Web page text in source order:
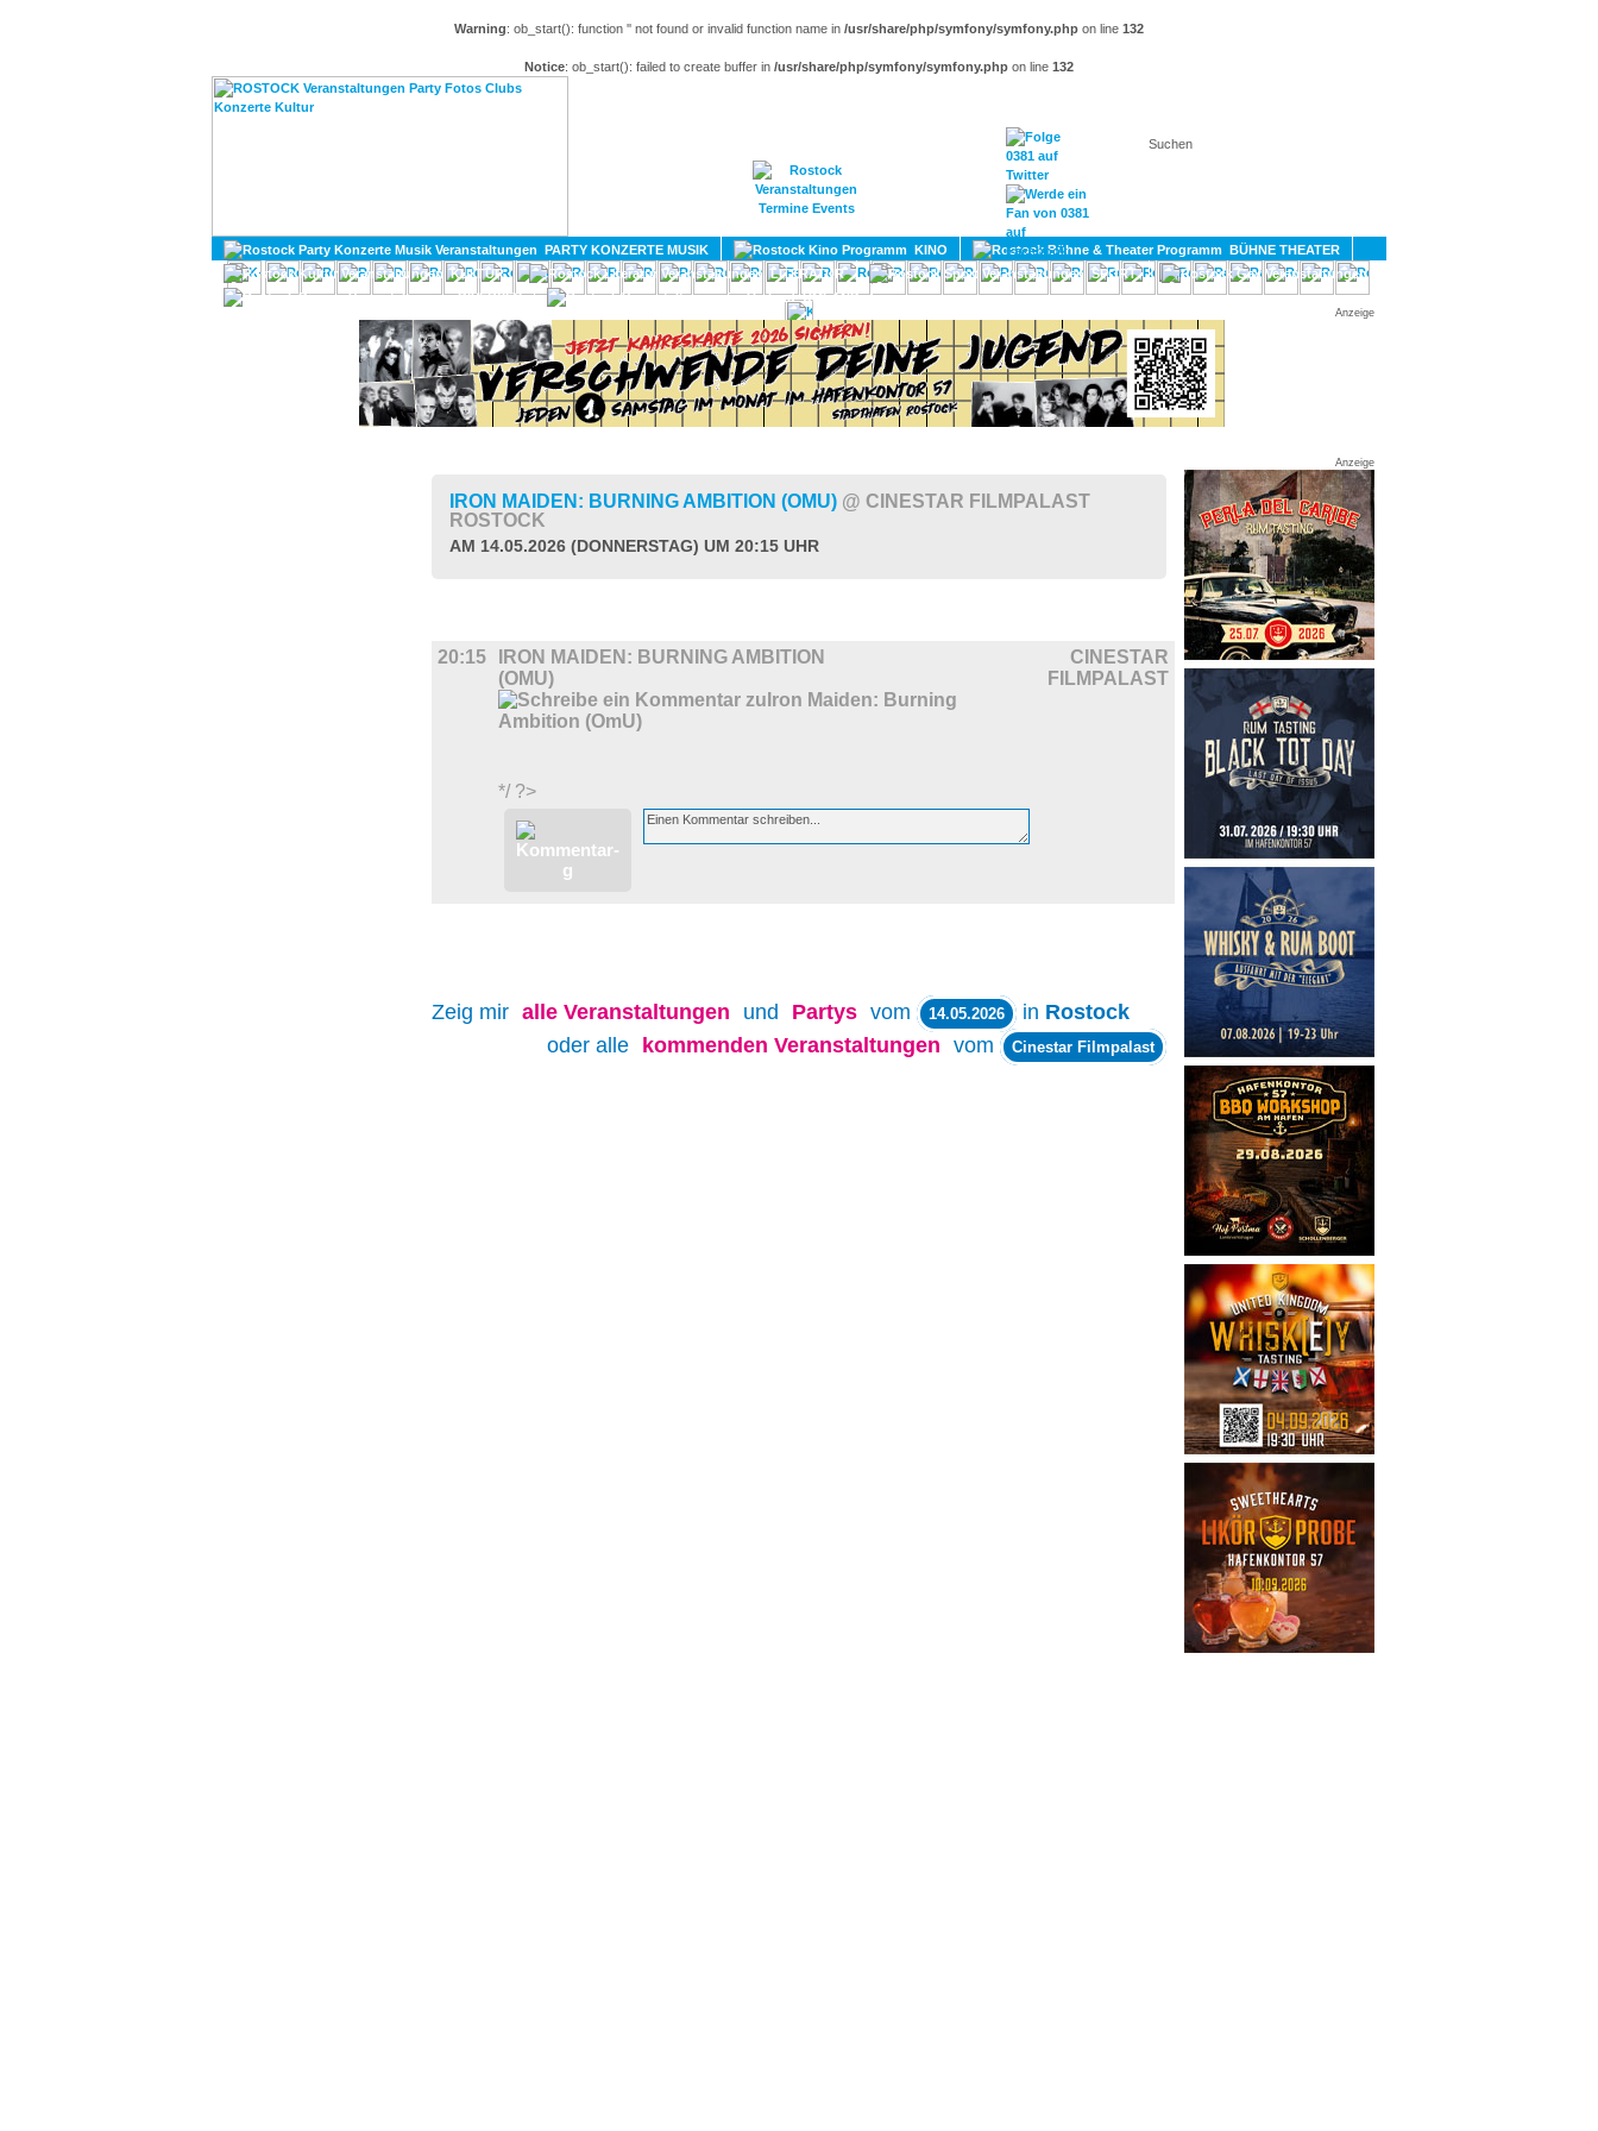
Warning: ob_start(): function '' not found or invalid function name in /usr/share/php/symfony/symfony.php on line 132
Notice: ob_start(): failed to create buffer in /usr/share/php/symfony/symfony.php on line 132
KONTAKT
PARTY KONZERTE MUSIK KINO
BÜHNE THEATER
KULTUR
LITERATUR SPORT
GAY
DIVERSES
UMLAND
Anzeige
Anzeige
IRON MAIDEN: BURNING AMBITION (OMU) @ CINESTAR FILMPALAST
ROSTOCK
AM 14.05.2026 (DONNERSTAG) UM 20:15 UHR
20:15
IRON MAIDEN: BURNING AMBITION
(OMU)
CINESTAR
FILMPALAST
*/ ?>
Zeig mir alle Veranstaltungen und Partys vom 14.05.2026 in Rostock
oder alle
kommenden Veranstaltungen vom Cinestar Filmpalast